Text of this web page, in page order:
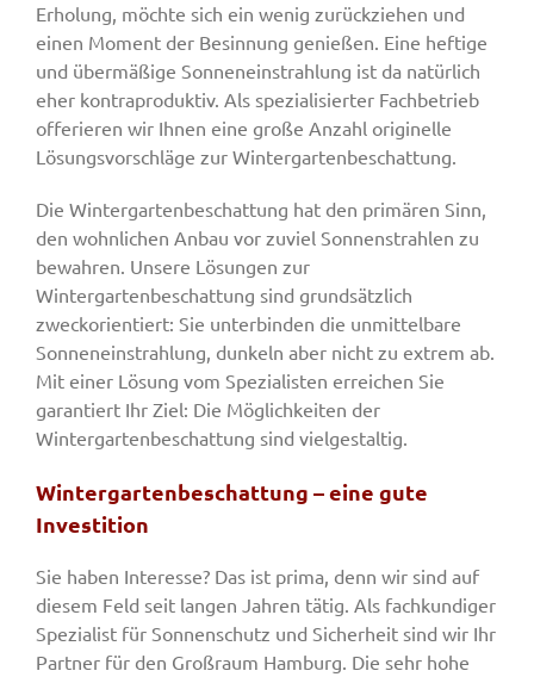
Team
Jobs
Erholung, möchte sich ein wenig zurückziehen und
einen Moment der Besinnung genießen. Eine heftige
und übermäßige Sonneneinstrahlung ist da natürlich
eher kontraproduktiv. Als spezialisierter Fachbetrieb
offerieren wir Ihnen eine große Anzahl originelle
Lösungsvorschläge zur Wintergartenbeschattung.
Die Wintergartenbeschattung hat den primären Sinn,
den wohnlichen Anbau vor zuviel Sonnenstrahlen zu
bewahren. Unsere Lösungen zur
Wintergartenbeschattung sind grundsätzlich
zweckorientiert: Sie unterbinden die unmittelbare
Sonneneinstrahlung, dunkeln aber nicht zu extrem ab.
Mit einer Lösung vom Spezialisten erreichen Sie
garantiert Ihr Ziel: Die Möglichkeiten der
Wintergartenbeschattung sind vielgestaltig.
Wintergartenbeschattung – eine gute
Investition
Sie haben Interesse? Das ist prima, denn wir sind auf
diesem Feld seit langen Jahren tätig. Als fachkundiger
Spezialist für Sonnenschutz und Sicherheit sind wir Ihr
Partner für den Großraum Hamburg. Die sehr hohe